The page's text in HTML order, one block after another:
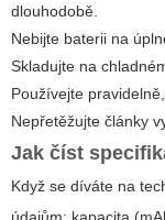
dlouhodobě.
Nebijte baterii na
Skladujte na
Používejte
Nepřetěžujte články
Jak číst
Když se díváte na
údajům: kapacita